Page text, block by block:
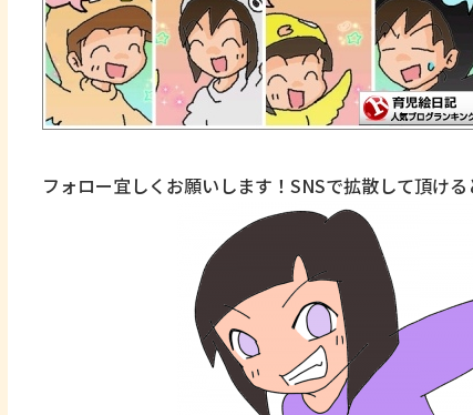
フォロー宜しくお願いします！SNSで拡散して頂ける